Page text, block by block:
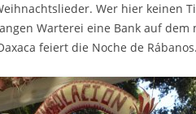
Wer hier keinen
Warterei eine Bank auf
feiert die Noche de Rábanos.